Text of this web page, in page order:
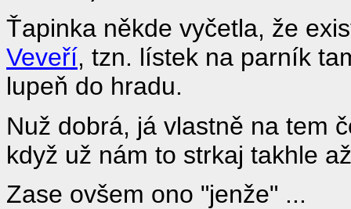
Ťapinka někde vyčetla, že
Veveří, tzn. lístek na parník
lupeň do hradu.
Nuž dobrá, já vlastně na tem
když už nám to strkaj takhle
Zase ovšem ono "jenže" ...